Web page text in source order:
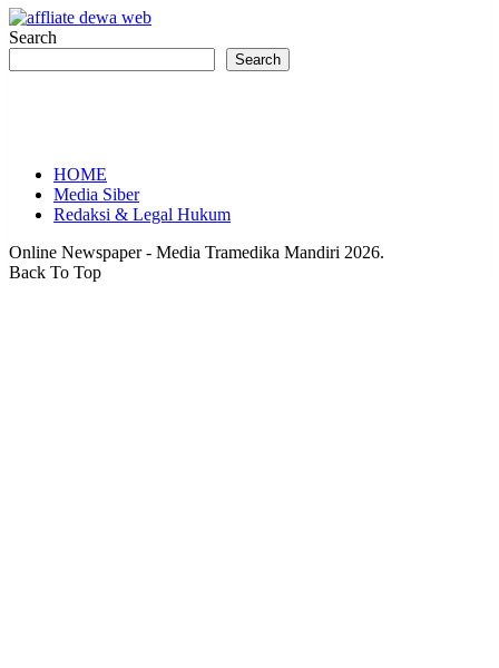
Search
Search
HOME
Media Siber
Redaksi & Legal Hukum
Online Newspaper - Media Tramedika Mandiri 2026.
Back To Top